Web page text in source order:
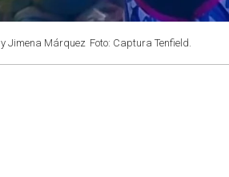
Jimena Márquez Foto: Captura Tenfield.